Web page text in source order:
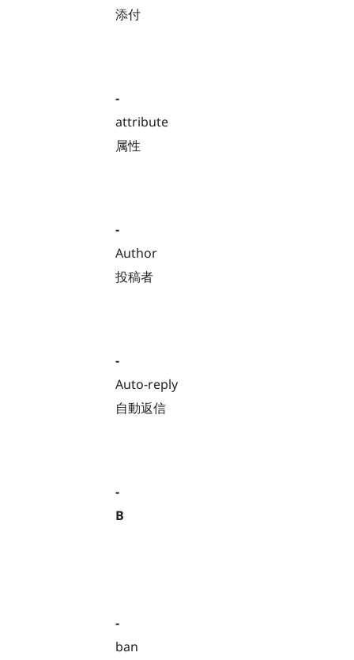
添付
-
attribute
属性
-
Author
投稿者
-
Auto-reply
自動返信
-
B
-
ban